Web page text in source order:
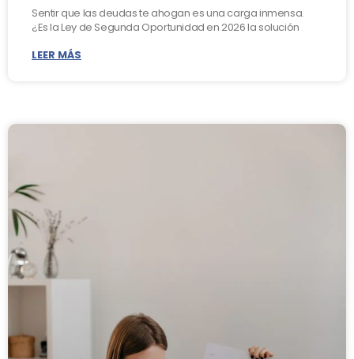
Sentir que las deudas te ahogan es una carga inmensa.
¿Es la Ley de Segunda Oportunidad en 2026 la solución
LEER MÁS